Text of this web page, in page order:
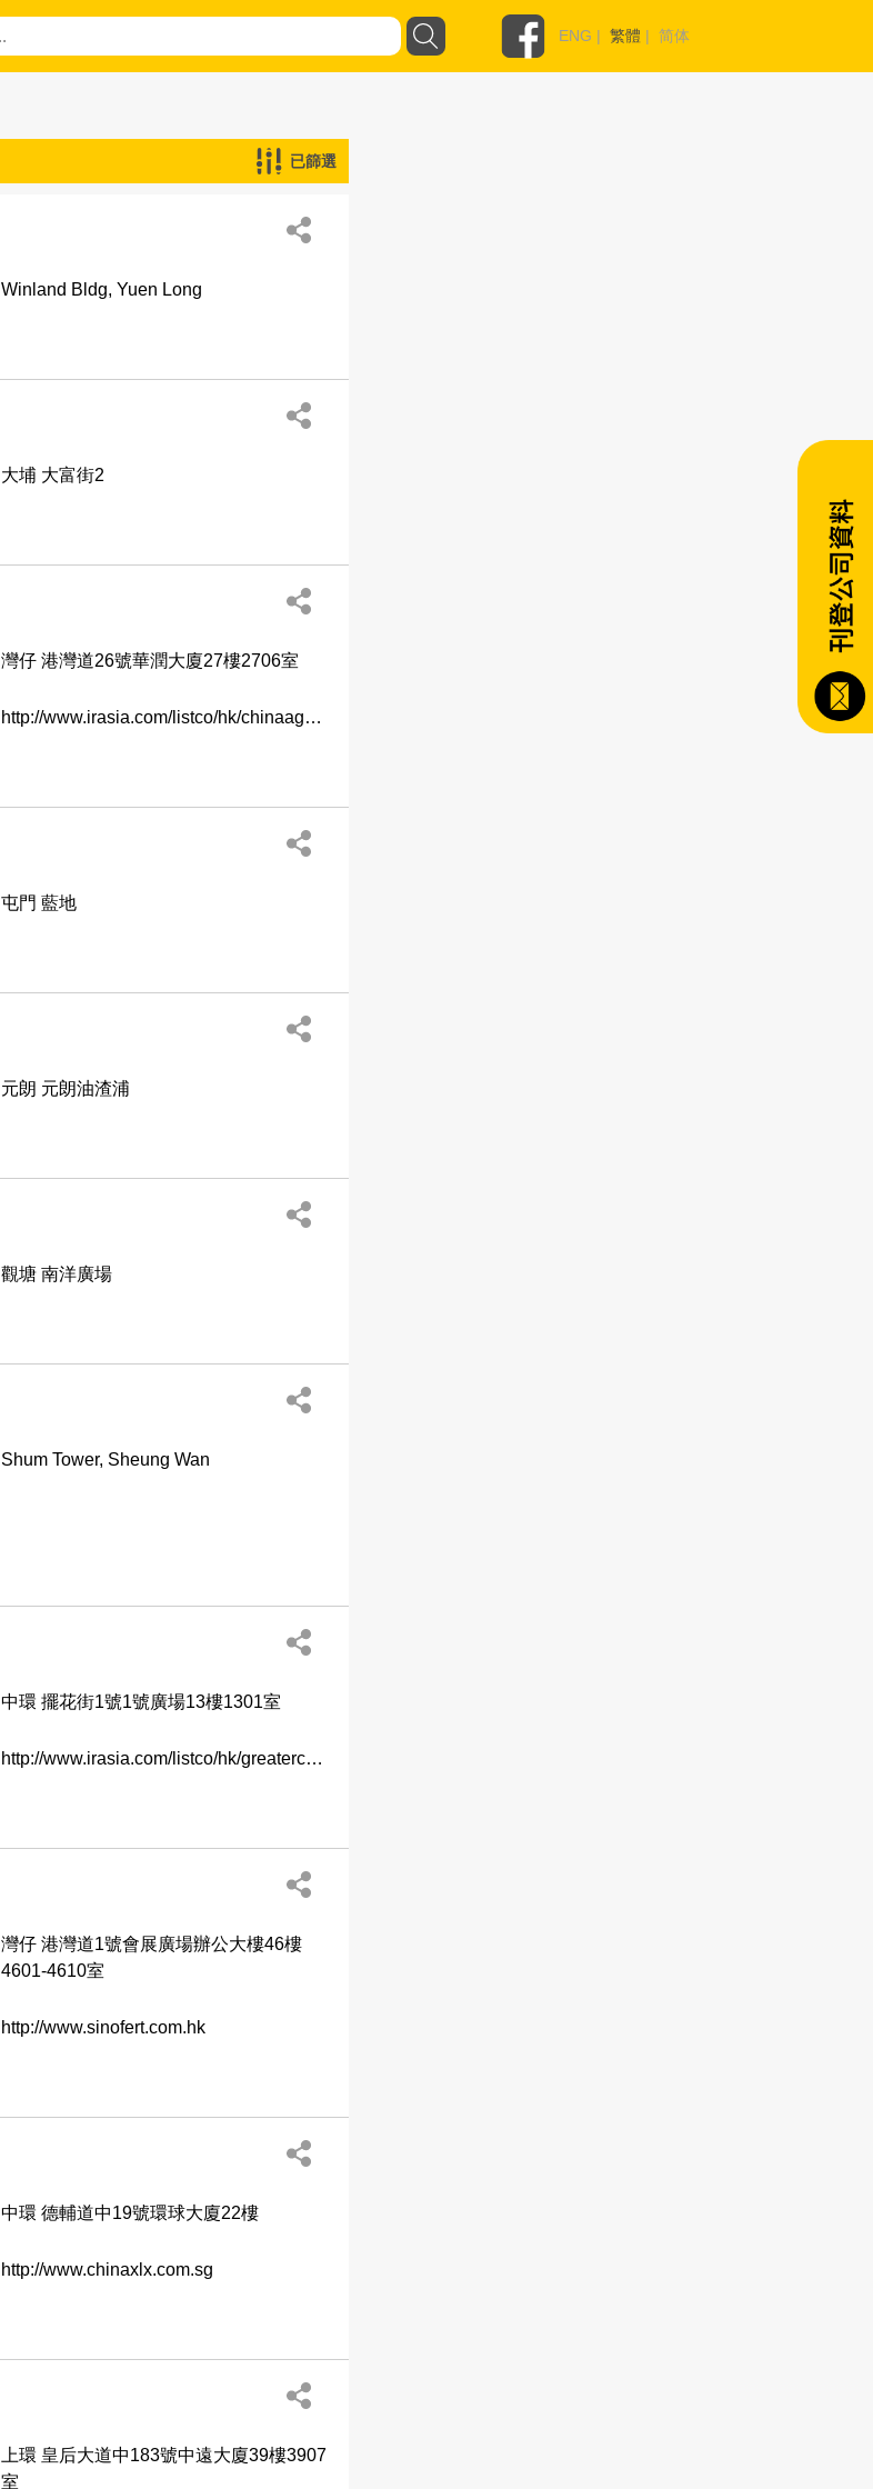
ENG | 繁體 | 简体
已篩選
Winland Bldg, Yuen Long
大埔 大富街2
灣仔 港灣道26號華潤大廈27樓2706室
http://www.irasia.com/listco/hk/chinaagrotech/index.htm
屯門 藍地
元朗 元朗油渣浦
觀塘 南洋廣場
Shum Tower, Sheung Wan
中環 擺花街1號1號廣場13樓1301室
http://www.irasia.com/listco/hk/greaterchina/index.htm
灣仔 港灣道1號會展廣場辦公大樓46樓
4601-4610室
http://www.sinofert.com.hk
中環 德輔道中19號環球大廈22樓
http://www.chinaxlx.com.sg
上環 皇后大道中183號中遠大廈39樓3907
室